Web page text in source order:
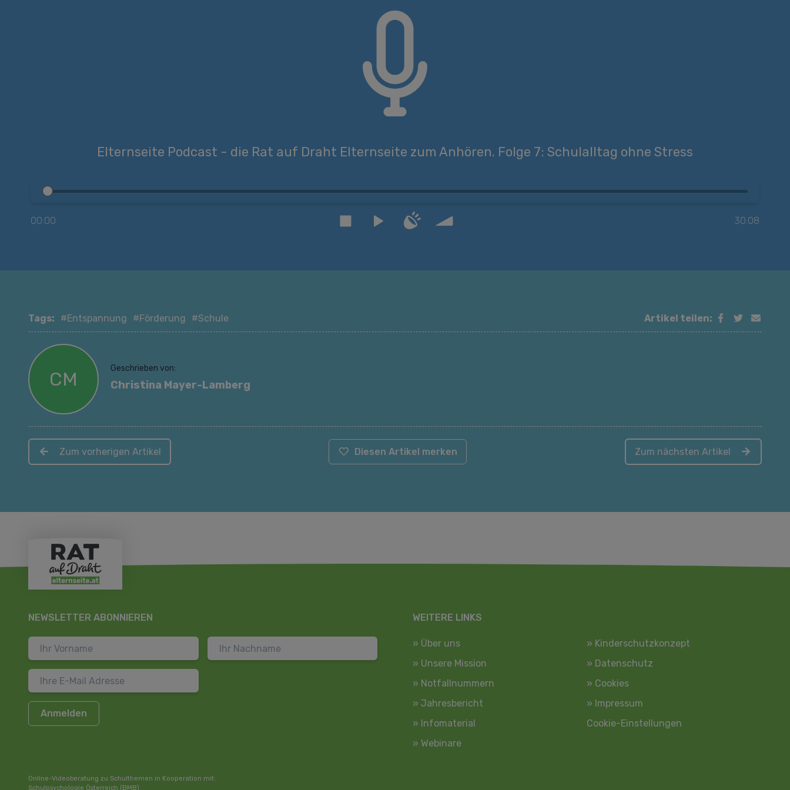
Elternseite Podcast - die Rat auf Draht Elternseite zum Anhören. Folge 7: Schulalltag ohne Stress
00:00 30:08
Tags: #Entspannung #Förderung #Schule Artikel teilen:
CM Geschrieben von:
Christina Mayer-Lamberg
Zum vorherigen Artikel Diesen Artikel merken Zum nächsten Artikel
NEWSLETTER ABONNIEREN
Anmelden
WEITERE LINKS
» Über uns
» Unsere Mission
» Notfallnummern
» Jahresbericht
» Infomaterial
» Webinare
» Kinderschutzkonzept
» Datenschutz
» Cookies
» Impressum
Cookie-Einstellungen
Online-Videoberatung zu Schulthemen in Kooperation mit:
Schulpsychologie Österreich (BMB)